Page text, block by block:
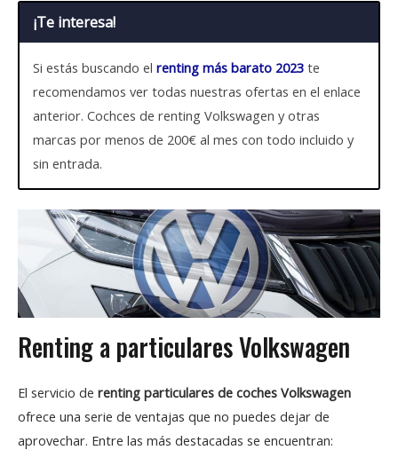
¡Te interesa!
Si estás buscando el renting más barato 2023te
recomendamos ver todas nuestras ofertas en el enlace
anterior. Cochces de renting Volkswagen y otras
marcas por menos de 200€ al mes con todo incluido y
sin entrada.
Renting a particulares Volkswagen
El servicio de renting particulares de coches Volkswagen
ofrece una serie de ventajas que no puedes dejar de
aprovechar. Entre las más destacadas se encuentran: